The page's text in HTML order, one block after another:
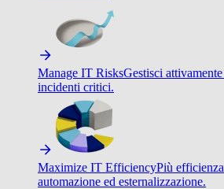
Manage IT RisksGestisci
incidenti critici.
Maximize IT EfficiencyPiù
automazione ed esternalizzazione.